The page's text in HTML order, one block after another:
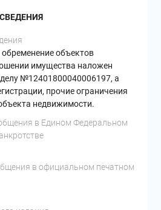
объектов
имущества наложен
№12401800040006197, а
прочие ограничения
недвижимости.
в Едином Федеральном
в официальном печатном